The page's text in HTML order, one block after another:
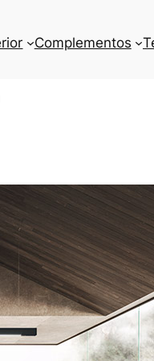
Complementos